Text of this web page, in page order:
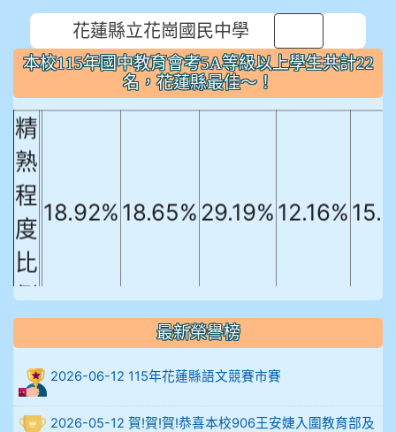
花蓮縣立花崗國民中學
本校115年國中教育會考5A等級以上學生共計22
名，花蓮縣最佳～！
本校115年國中教育會考5A等級以上
學生共計22名，花蓮縣最佳～！
英文 數學
精
熟
程
度
比
例
18.92% 18.65% 29.19% 12.16%
906陳兆宏 5A10+ 作文5
912余 嘉 5A10+
914謝佩臻 5A10+
最新榮譽榜
2026-06-12 115年花蓮縣語文競賽市賽
2026-05-12 賀!賀!賀!恭喜本校906王安婕入圍教育部及